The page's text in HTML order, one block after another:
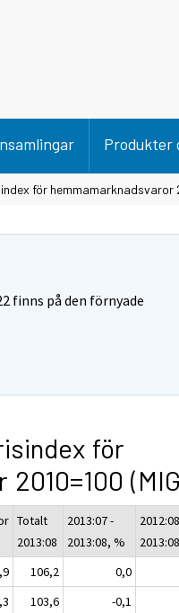
Produkter
för hemmamarknadsvaror
finns på den förnyade
för
Totalt
2013:08
2013:07 -
2013:08, %
106,2
0,0
103,6
-0,1